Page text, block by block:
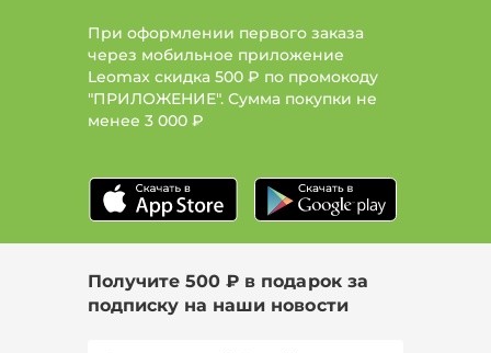
При оформлении первого заказа
через мобильное приложение
Leomax скидка 500 ₽ по промокоду
"ПРИЛОЖЕНИЕ". Сумма покупки не
менее 3 000 ₽
Получите 500 ₽ в подарок за
подписку на наши новости